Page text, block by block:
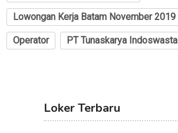
Lowongan Kerja Batam November 2019
Operator PT Tunaskarya Indoswasta
Loker Terbaru